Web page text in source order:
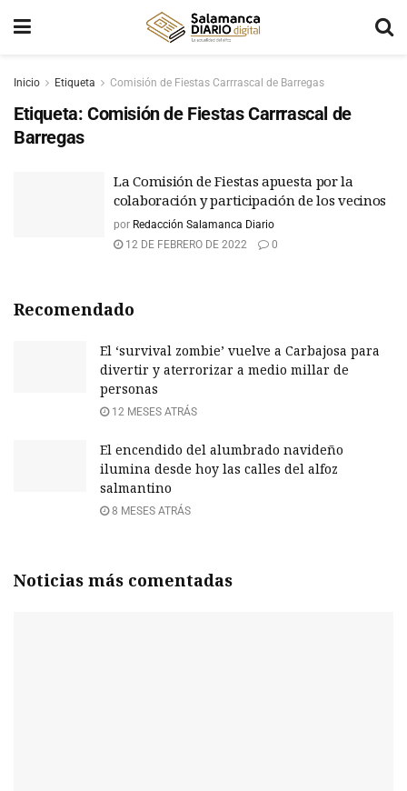
Inicio Etiqueta Comisión de Fiestas Carrrascal de Barregas
Etiqueta: Comisión de Fiestas Carrrascal de
Barregas
La Comisión de Fiestas apuesta por la
colaboración y participación de los vecinos
por Redacción Salamanca Diario
12 DE FEBRERO DE 2022
0
Recomendado
El ‘survival zombie’ vuelve a Carbajosa para
divertir y aterrorizar a medio millar de
personas
12 MESES ATRÁS
El encendido del alumbrado navideño
ilumina desde hoy las calles del alfoz
salmantino
8 MESES ATRÁS
Noticias más comentadas